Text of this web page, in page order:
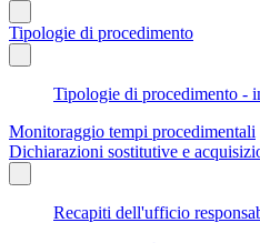
Tipologie di procedimento
Tipologie di procedimento -
Monitoraggio tempi procedimentali
Dichiarazioni sostitutive e
Recapiti dell'ufficio